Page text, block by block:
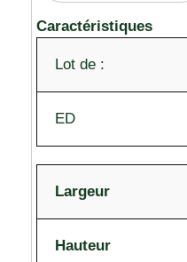
Caractéristiques
Lot de :
ED
Largeur
Hauteur